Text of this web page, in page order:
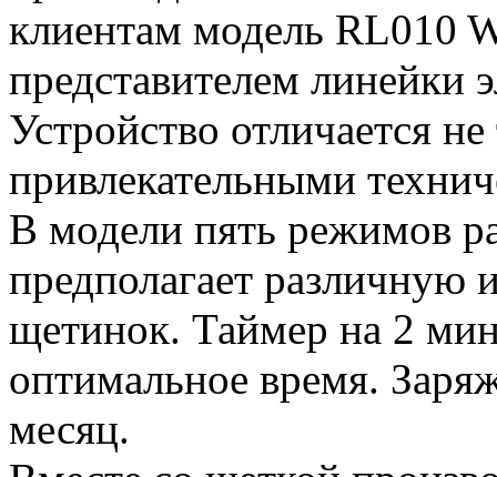
клиентам модель RL010
представителем линейки
Устройство отличается
привлекательными
В модели пять режимов
предполагает различную
щетинок. Таймер на 2
оптимальное время.
месяц.